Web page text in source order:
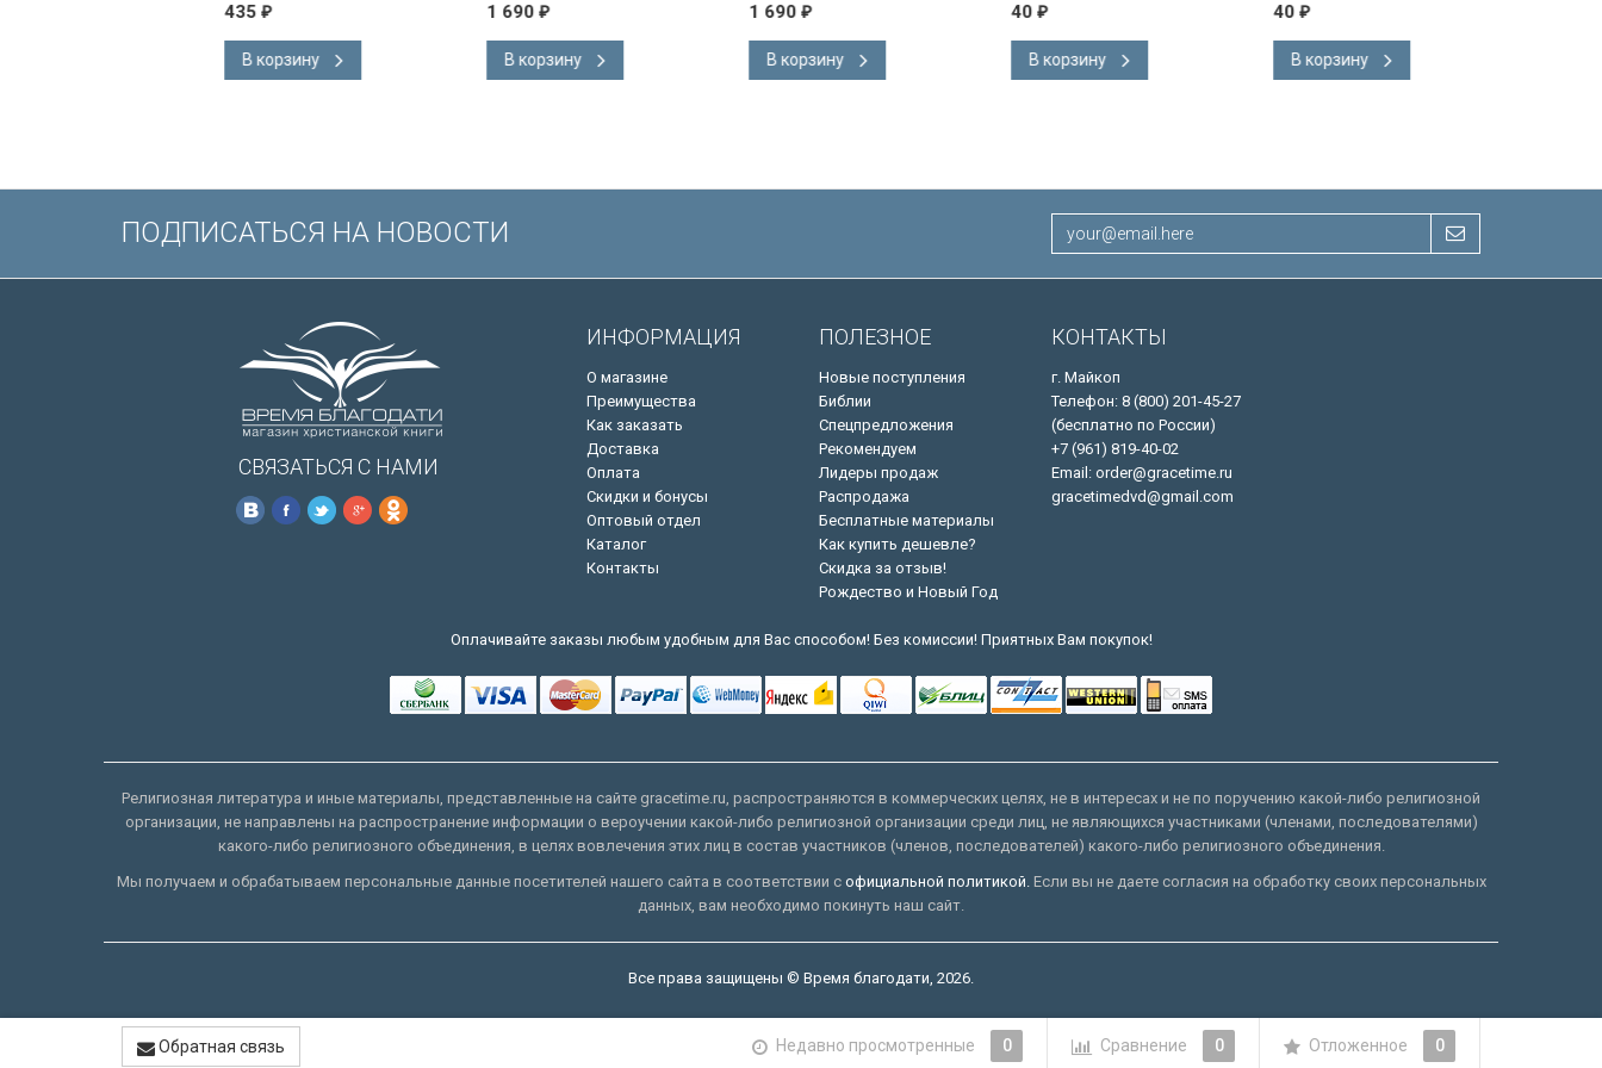
английском языке.
Словарь, карты, закладка,
подарочная вкладка, слова
английском языке.
Словарь, карты, закладка,
подарочная вкладка, слова
ПОДПИСАТЬСЯ НА НОВОСТИ
СВЯЗАТЬСЯ С НАМИ
ИНФОРМАЦИЯ
О магазине
Преимущества
Как заказать
Доставка
Оплата
Скидки и бонусы
Оптовый отдел
Каталог
Контакты
ПОЛЕЗНОЕ
Новые поступления
Библии
Спецпредложения
Рекомендуем
Лидеры продаж
Распродажа
Бесплатные материалы
Как купить дешевле?
Скидка за отзыв!
Рождество и Новый Год
КОНТАКТЫ
г. Майкоп
Телефон: 8 (800) 201-45-27
(бесплатно по России)
+7 (961) 819-40-02
Email: order@gracetime.ru
gracetimedvd@gmail.com
Оплачивайте заказы любым удобным для Вас способом! Без комиссии! Приятных Вам покупок!
Религиозная литература и иные материалы, представленные на сайте gracetime.ru, распространяются в коммерческих целях, не в интересах и не по поручению какой-либо религиозной
организации, не направлены на распространение информации о вероучении какой-либо религиозной организации среди лиц, не являющихся участниками (членами, последователями)
какого-либо религиозного объединения, в целях вовлечения этих лиц в состав участников (членов, последователей) какого-либо религиозного объединения.
Мы получаем и обрабатываем персональные данные посетителей нашего сайта в соответствии с официальной политикой.Если вы не даете согласия на обработку своих персональных
данных, вам необходимо покинуть наш сайт.
Все права защищены © Время благодати, 2026.
Обратная связь Недавно просмотренные 0 Сравнение 0 Отложенное 0